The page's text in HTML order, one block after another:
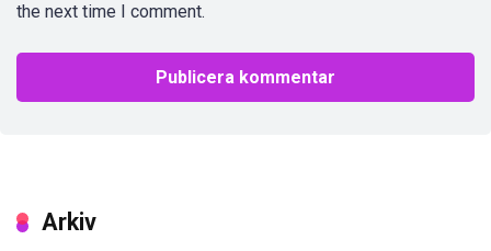
the next time I comment.
Arkiv